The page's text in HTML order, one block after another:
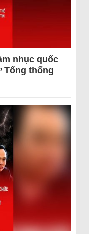
nhục quốc
Tổng thống